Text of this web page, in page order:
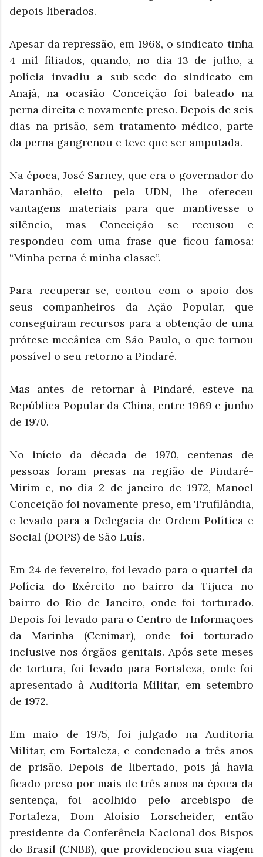
depois liberados.
Apesar da repressão, em 1968, o sindicato tinha
4 mil filiados, quando, no dia 13 de julho, a
polícia invadiu a sub-sede do sindicato em
Anajá, na ocasião Conceição foi baleado na
perna direita e novamente preso. Depois de seis
dias na prisão, sem tratamento médico, parte
da perna gangrenou e teve que ser amputada.
Na época, José Sarney, que era o governador do
Maranhão, eleito pela UDN, lhe ofereceu
vantagens materiais para que mantivesse o
silêncio, mas Conceição se recusou e
respondeu com uma frase que ficou famosa:
“Minha perna é minha classe”.
Para recuperar-se, contou com o apoio dos
seus companheiros da Ação Popular, que
conseguiram recursos para a obtenção de uma
prótese mecânica em São Paulo, o que tornou
possível o seu retorno a Pindaré.
Mas antes de retornar à Pindaré, esteve na
República Popular da China, entre 1969 e junho
de 1970.
No início da década de 1970, centenas de
pessoas foram presas na região de Pindaré-
Mirim e, no dia 2 de janeiro de 1972, Manoel
Conceição foi novamente preso, em Trufilândia,
e levado para a Delegacia de Ordem Política e
Social (DOPS) de São Luís.
Em 24 de fevereiro, foi levado para o quartel da
Polícia do Exército no bairro da Tijuca no
bairro do Rio de Janeiro, onde foi torturado.
Depois foi levado para o Centro de Informações
da Marinha (Cenimar), onde foi torturado
inclusive nos órgãos genitais. Após sete meses
de tortura, foi levado para Fortaleza, onde foi
apresentado à Auditoria Militar, em setembro
de 1972.
Em maio de 1975, foi julgado na Auditoria
Militar, em Fortaleza, e condenado a três anos
de prisão. Depois de libertado, pois já havia
ficado preso por mais de três anos na época da
sentença, foi acolhido pelo arcebispo de
Fortaleza, Dom Aloísio Lorscheider, então
presidente da Conferência Nacional dos Bispos
do Brasil (CNBB), que providenciou sua viagem